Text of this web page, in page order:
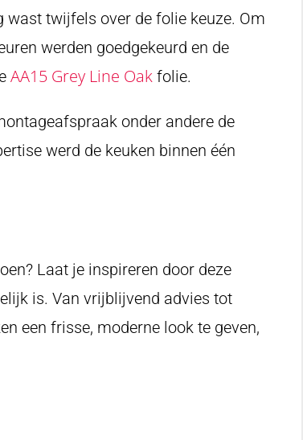
wast twijfels over de folie keuze. Om
werden goedgekeurd en de
AA15 Grey Line Oak folie.
onder andere de
werd de keuken binnen één
Laat je inspireren door deze
is. Van vrijblijvend advies tot
een frisse, moderne look te geven,